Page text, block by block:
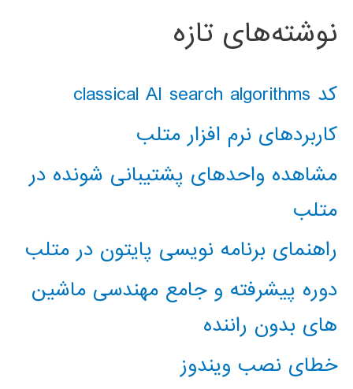
نوشته‌های تازه
کد classical AI search algorithms
کاربردهای نرم افزار متلب
مشاهده واحدهای پشتیبانی شونده در
متلب
راهنمای برنامه نویسی پایتون در متلب
دوره پیشرفته و جامع مهندسی ماشین
های بدون راننده
خطای نصب ویندوز